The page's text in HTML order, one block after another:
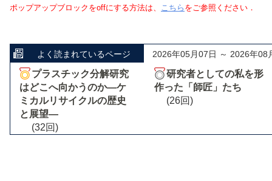
ポップアップブロックをoffにする方法は、 こちら をご参照ください．
よく読まれているページ 2026年05月07日 ～ 2026年08
プラスチック分解研究
はどこへ向かうのか―ケ
ミカルリサイクルの歴史
と展望―
(32回)
研究者としての私を形
作った「師匠」たち
(26回)